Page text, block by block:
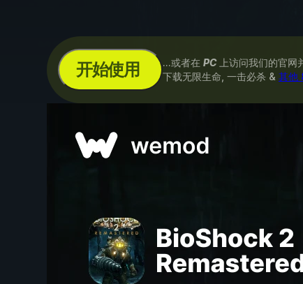
开始使用 ...或者在 PC上访问我们的官网
下载无限生命, 一击必杀 & 其他